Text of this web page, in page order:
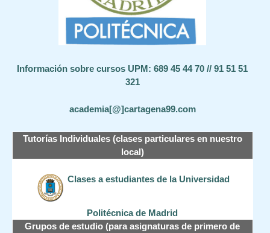
Información sobre cursos UPM: 689 45 44 70 // 91 51 51
321
academia[@]cartagena99.com
Tutorías Individuales (clases particulares en nuestro
local)
Clases a estudiantes de la Universidad
Politécnica de Madrid
Grupos de estudio (para asignaturas de primero de